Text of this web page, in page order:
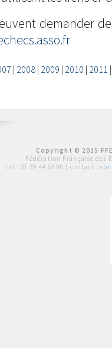
demander
| 2008| 2009 | 2010 | 2011
Copyright © 2015
Fédération Française des
tél : 01 39 44 65 80 | contact :